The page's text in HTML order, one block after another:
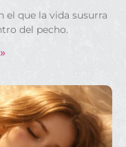
que la vida susurra
del pecho.